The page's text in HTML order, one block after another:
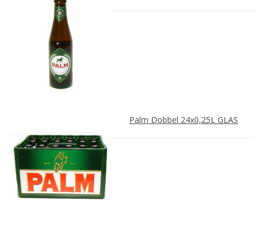
Palm Dobbel 24x0,25L GLAS